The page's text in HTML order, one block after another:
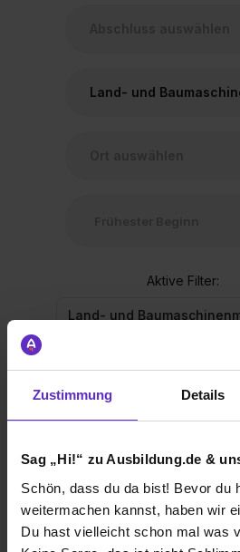
Zustimmung Details
Sag „Hi!“ zu Ausbildung.de &
Schön, dass du da bist! Bevor du
weitermachen kannst, haben wir
Du hast vielleicht schon mal was
Aktive Filter:
beiStavermann GmbH
49324 Melle + 2 weitere